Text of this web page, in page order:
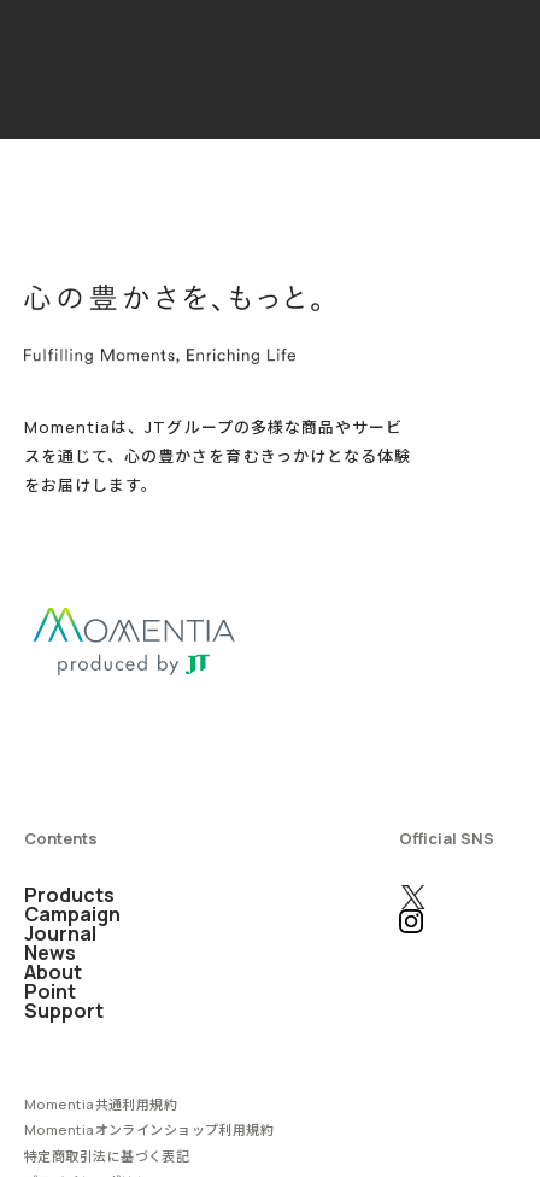
Momentiaは、JTグループの多様な商品やサービ
スを通じて、心の豊かさを育むきっかけとなる体験
をお届けします。
Contents
Products
Campaign
Journal
News
About
Point
Support
Official SNS
Momentia共通利用規約
Momentiaオンラインショップ利用規約
特定商取引法に基づく表記